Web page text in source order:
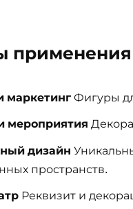
применения
маркетинг Фигуры
мероприятия
дизайн
пространств.
Реквизит и